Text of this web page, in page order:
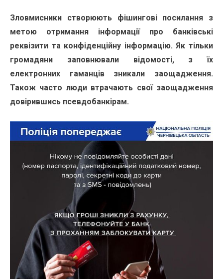
Зловмисники створюють фішингові посилання з
метою отримання інформації про банківські
реквізити та конфіденційну інформацію. Як тільки
громадяни заповнювали відомості, з їх
електронних гаманців зникали заощадження.
Також часто люди втрачають свої заощадження
довірившись псевдобанкірам.